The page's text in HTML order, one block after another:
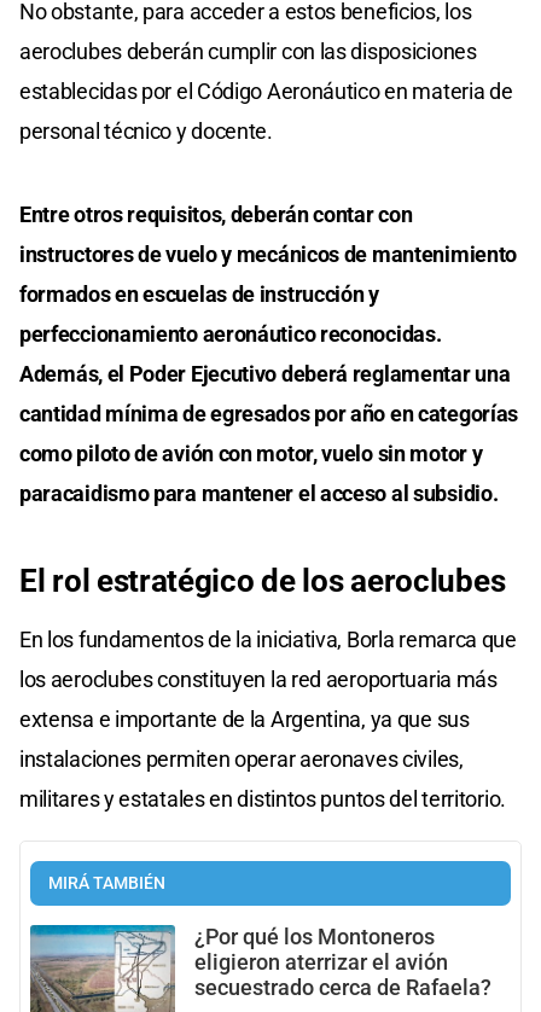
No obstante, para acceder a estos beneficios, los
aeroclubes deberán cumplir con las disposiciones
establecidas por el Código Aeronáutico en materia de
personal técnico y docente.
Entre otros requisitos, deberán contar con
instructores de vuelo y mecánicos de mantenimiento
formados en escuelas de instrucción y
perfeccionamiento aeronáutico reconocidas.
Además, el Poder Ejecutivo deberá reglamentar una
cantidad mínima de egresados por año en categorías
como piloto de avión con motor, vuelo sin motor y
paracaidismo para mantener el acceso al subsidio.
El rol estratégico de los aeroclubes
En los fundamentos de la iniciativa, Borla remarca que
los aeroclubes constituyen la red aeroportuaria más
extensa e importante de la Argentina, ya que sus
instalaciones permiten operar aeronaves civiles,
militares y estatales en distintos puntos del territorio.
MIRÁ TAMBIÉN
¿Por qué los Montoneros
eligieron aterrizar el avión
secuestrado cerca de Rafaela?